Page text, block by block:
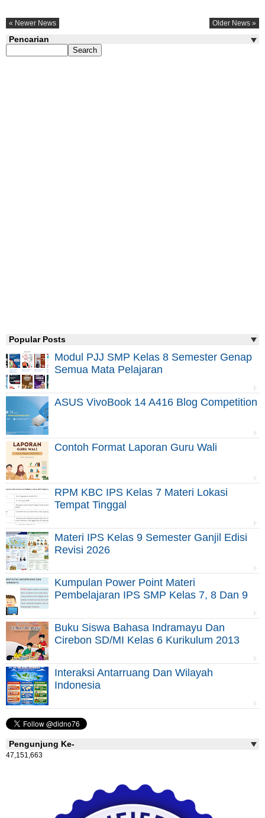
« Newer News Older News »
Pencarian
Popular Posts
Modul PJJ SMP Kelas 8 Semester Genap
Semua Mata Pelajaran
ASUS VivoBook 14 A416 Blog Competition
Contoh Format Laporan Guru Wali
RPM KBC IPS Kelas 7 Materi Lokasi
Tempat Tinggal
Materi IPS Kelas 9 Semester Ganjil Edisi
Revisi 2026
Kumpulan Power Point Materi
Pembelajaran IPS SMP Kelas 7, 8 Dan 9
Buku Siswa Bahasa Indramayu Dan
Cirebon SD/MI Kelas 6 Kurikulum 2013
Interaksi Antarruang Dan Wilayah
Indonesia
Pengunjung Ke-
47,151,663